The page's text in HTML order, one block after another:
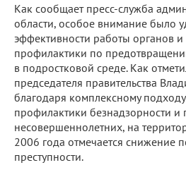
Как сообщает пресс-служба
области, особое внимание было
эффективности работы органов
профилактики по
в подростковой среде. Как
председателя правительства
благодаря комплексному
профилактики безнадзорности
несовершеннолетних, на
2006 года отмечается снижение
преступности.